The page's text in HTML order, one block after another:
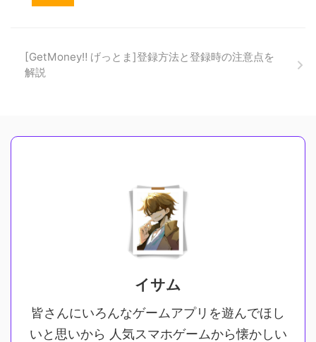
[GetMoney‼︎ げっとま]登録方法と登録時の注意点を
解説
イサム
皆さんにいろんなゲームアプリを遊んでほし
いと思いから 人気スマホゲームから懐かしい